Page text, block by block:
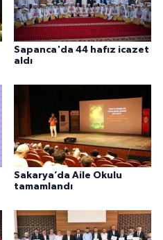
Sapanca'da 44 hafız icazet
aldı
Sakarya’da Aile Okulu
tamamlandı